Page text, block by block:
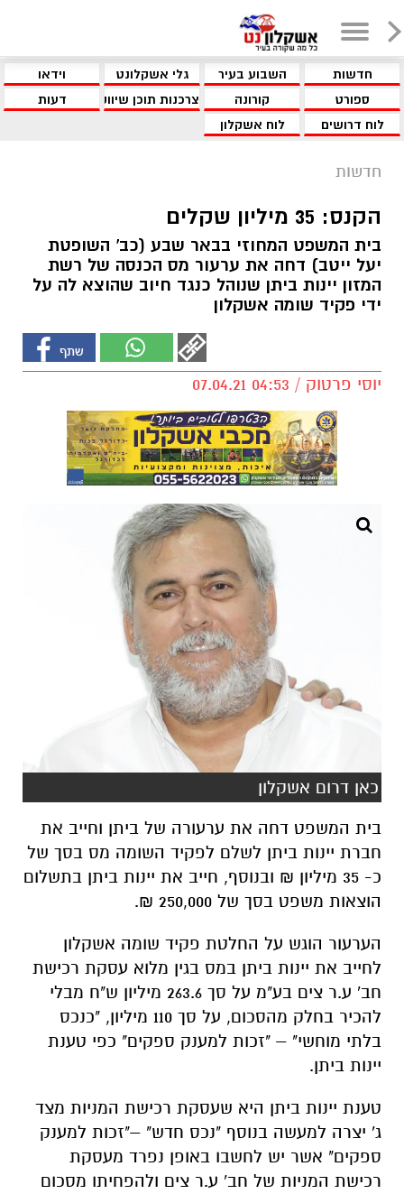
חדשות השבוע בעיר גלי אשקלונט
וידאו
ספורט
קורונה צרכנות תוכן שיווקי
דעות
לוח דרושים
לוח אשקלון
חדשות
הקנס: 35 מיליון שקלים
בית המשפט המחוזי בבאר שבע (כב' השופטת
יעל ייטב) דחה את ערעור מס הכנסה של רשת
המזון יינות ביתן שנוהל כנגד חיוב שהוצא לה על
ידי פקיד שומה אשקלון
יוסי פרטוק / 04:53 07.04.21
כאן דרום אשקלון
בית המשפט דחה את ערעורה של ביתן וחייב את
חברת יינות ביתן לשלם לפקיד השומה מס בסך של
כ- 35 מיליון ₪ ובנוסף, חייב את יינות ביתן בתשלום
הוצאות משפט בסך של 250,000 ₪.
הערעור הוגש על החלטת פקיד שומה אשקלון
לחייב את יינות ביתן במס בגין מלוא עסקת רכישת
חב' ע.ר צים בע"מ על סך 263.6 מיליון ש"ח מבלי
להכיר בחלק מהסכום, על סך 110 מיליון, "כנכס
בלתי מוחשי" – "זכות למענק ספקים" כפי טענת
יינות ביתן.
טענת יינות ביתן היא שעסקת רכישת המניות מצד
ג' יצרה למעשה בנוסף "נכס חדש" –"זכות למענק
ספקים" אשר יש לחשבו באופן נפרד מעסקת
רכישת המניות של חב' ע.ר צים ולהפחיתו מסכום